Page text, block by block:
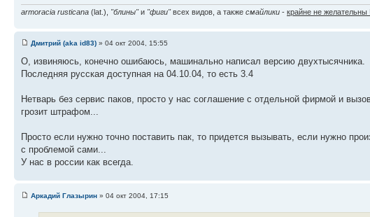
armoracia rusticana (lat.), "блины"и "фиги"всех видов, а также смайлики - крайне не желательны !
Дмитрий (aka id83) » 04 окт 2004, 15:55
О, извиняюсь, конечно ошибаюсь, машинально написал версию двухтысячника.
Последняя русская доступная на 04.10.04, то есть 3.4
Нетварь без сервис паков, просто у нас соглашение с отдельной фирмой и
грозит штрафом...
Просто если нужно точно поставить пак, то придется вызывать, если нужно
с проблемой сами...
У нас в россии как всегда.
Аркадий Глазырин » 04 окт 2004, 17:15